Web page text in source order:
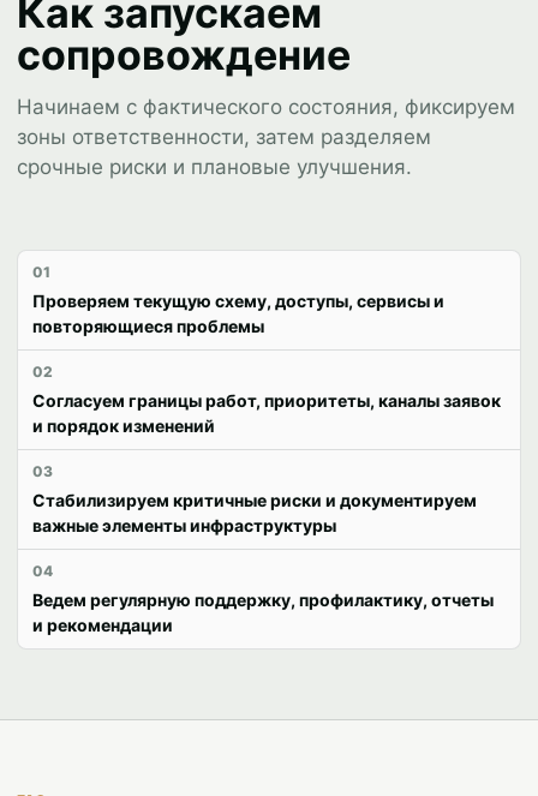
Как запускаем
сопровождение
Начинаем с фактического состояния, фиксируем
зоны ответственности, затем разделяем
срочные риски и плановые улучшения.
01
Проверяем текущую схему, доступы, сервисы и
повторяющиеся проблемы
02
Согласуем границы работ, приоритеты, каналы заявок
и порядок изменений
03
Стабилизируем критичные риски и документируем
важные элементы инфраструктуры
04
Ведем регулярную поддержку, профилактику, отчеты
и рекомендации